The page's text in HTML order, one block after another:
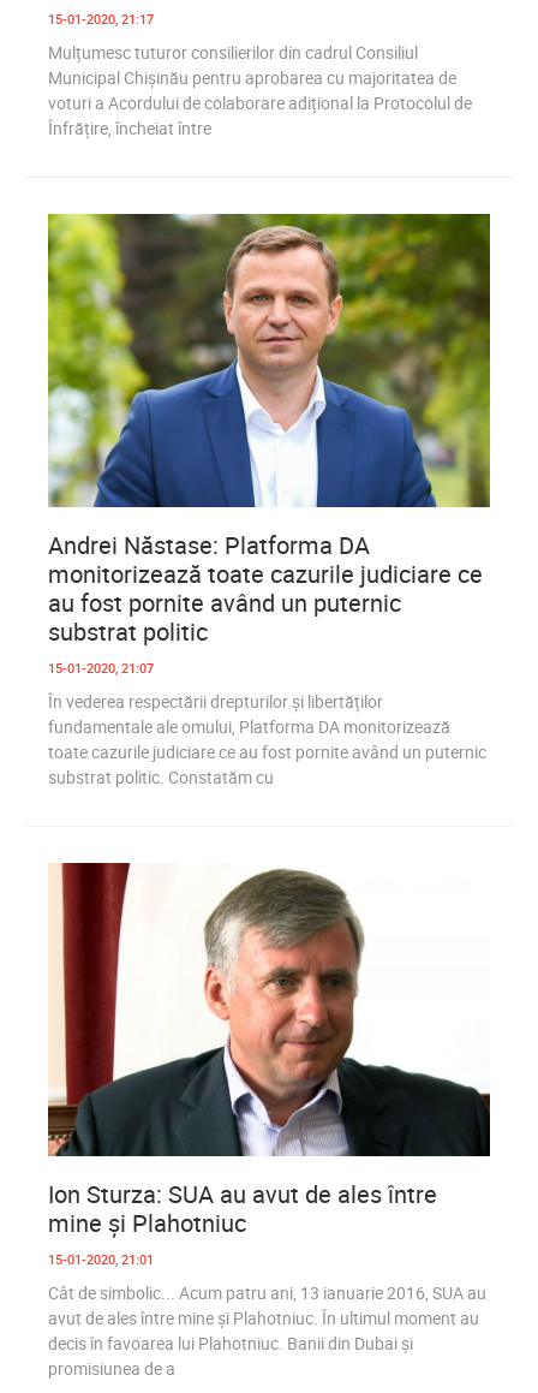
15-01-2020, 21:17
Mulțumesc tuturor consilierilor din cadrul Consiliul
Municipal Chișinău pentru aprobarea cu majoritatea de
voturi a Acordului de colaborare adițional la Protocolul de
Înfrățire, încheiat între
Andrei Năstase: Platforma DA
monitorizează toate cazurile judiciare ce
au fost pornite având un puternic
substrat politic
15-01-2020, 21:07
În vederea respectării drepturilor și libertăților
fundamentale ale omului, Platforma DA monitorizează
toate cazurile judiciare ce au fost pornite având un puternic
substrat politic. Constatăm cu
Ion Sturza: SUA au avut de ales între
mine și Plahotniuc
15-01-2020, 21:01
Cât de simbolic... Acum patru ani, 13 ianuarie 2016, SUA au
avut de ales între mine și Plahotniuc. În ultimul moment au
decis în favoarea lui Plahotniuc. Banii din Dubai și
promisiunea de a